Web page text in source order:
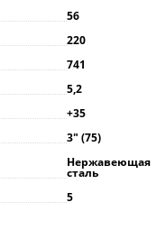
56
220
741
5,2
+35
3ʺ (75)
Нержавеющая
сталь
5